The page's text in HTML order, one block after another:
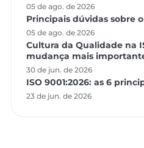
05 de ago. de 2026
Principais dúvidas sobre o
05 de ago. de 2026
Cultura da Qualidade na
mudança mais
30 de jun. de 2026
ISO 9001:2026: as 6
23 de jun. de 2026